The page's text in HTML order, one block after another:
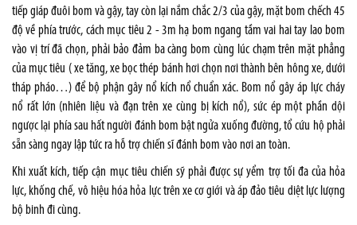
tiếp giáp đuôi bom và gậy, tay còn lại nắm chắc 2/3 của gậy, mặt bom chếch 45
độ về phía trước, cách mục tiêu 2 - 3m hạ bom ngang tầm vai hai tay lao bom
vào vị trí đã chọn, phải bảo đảm ba càng bom cùng lúc chạm trên mặt phẳng
của mục tiêu ( xe tăng, xe bọc thép bánh hơi chọn nơi thành bên hông xe, dưới
tháp pháo…) để bộ phận gây nổ kích nổ chuẩn xác. Bom nổ gây áp lực cháy
nổ rất lớn (nhiên liệu và đạn trên xe cùng bị kích nổ), sức ép một phần dội
ngược lại phía sau hất người đánh bom bật ngửa xuống đường, tổ cứu hộ phải
sẵn sàng ngay lập tức ra hỗ trợ chiến sĩ đánh bom vào nơi an toàn.
Khi xuất kích, tiếp cận mục tiêu chiến sỹ phải được sự yểm trợ tối đa của hỏa
lực, khống chế, vô hiệu hóa hỏa lực trên xe cơ giới và áp đảo tiêu diệt lực lượng
bộ binh đi cùng.